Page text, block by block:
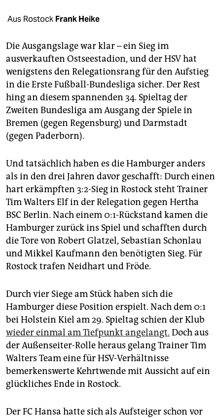
unterstützen
genossenschaft
epaper login
Aus Rostock Frank Heike
Die Ausgangslage war klar – ein Sieg im
ausverkauften Ostseestadion, und der HSV hat
wenigstens den Relegationsrang für den Aufstieg
in die Erste Fußball-Bundesliga sicher. Der Rest
hing an diesem spannenden 34. Spieltag der
Zweiten Bundesliga am Ausgang der Spiele in
Bremen (gegen Regensburg) und Darmstadt
(gegen Paderborn).
Und tatsächlich haben es die Hamburger anders
als in den drei Jahren davor geschafft: Durch einen
hart erkämpften 3:2-Sieg in Rostock steht Trainer
Tim Walters Elf in der Relegation gegen Hertha
BSC Berlin. Nach einem 0:1-Rückstand kamen die
Hamburger zurück ins Spiel und schafften durch
die Tore von Robert Glatzel, Sebastian Schonlau
und Mikkel Kaufmann den benötigten Sieg. Für
Rostock trafen Neidhart und Fröde.
Durch vier Siege am Stück haben sich die
Hamburger diese Position erspielt. Nach dem 0:1
bei Holstein Kiel am 29. Spieltag schien der Klub
wieder einmal am Tiefpunkt angelangt. Doch aus
der Außenseiter-Rolle heraus gelang Trainer Tim
Walters Team eine für HSV-Verhältnisse
bemerkenswerte Kehrtwende mit Aussicht auf ein
glückliches Ende in Rostock.
Der FC Hansa hatte sich als Aufsteiger schon vor